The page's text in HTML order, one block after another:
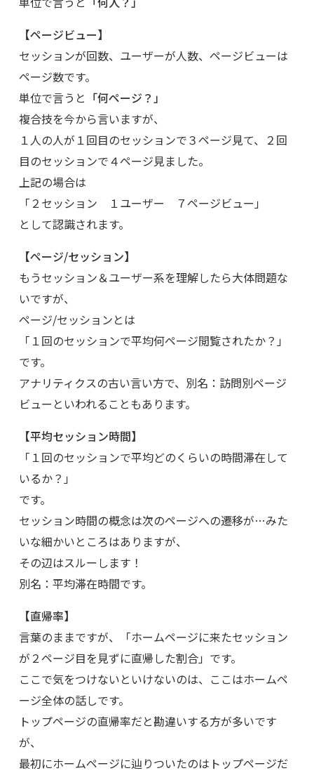
【ページビュー】
セッションが回数、ユーザーが人数、ページビューは
ページ数です。
単位で言うと 「何ページ？」
複合技を今から言いますが、
１人の人が１回目のセッションで３ページ見て、２回
目のセッションで４ページ見ました。
上記の場合は
「２セッション １ユーザー ７ページビュー」
として認識されます。
【ページ/セッション】
もうセッション＆ユーザー系を理解したら大体問題な
いですが、
ページ/セッションとは
「１回のセッションで平均何ページ閲覧されたか？」
です。
アナリティクスの古い言い方で、別名：訪問別ページ
ビューといわれることもあります。
【平均セッション時間】
「１回のセッションで平均どのくらいの時間滞在して
いるか？」
です。
セッション時間の概念は次のページへの遷移が…みた
いな細かいところはありますが、
その辺はスルーします！
別名：平均滞在時間です。
【直帰率】
言葉のままですが、「ホームページに来たセッション
が２ページ目を見ずに直帰した割合」です。
ここで気をつけないといけないのは、ここはホームペ
ージ全体の話しです。
トップページの直帰率だと勘違いする方が多いです
が、
最初にホームページに辿りついたのはトップページだ